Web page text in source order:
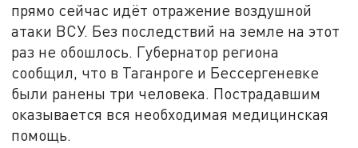
прямо сейчас идёт отражение воздушной
атаки ВСУ. Без последствий на земле на этот
раз не обошлось. Губернатор региона
сообщил, что в Таганроге и Бессергеневке
были ранены три человека. Пострадавшим
оказывается вся необходимая медицинская
помощь.